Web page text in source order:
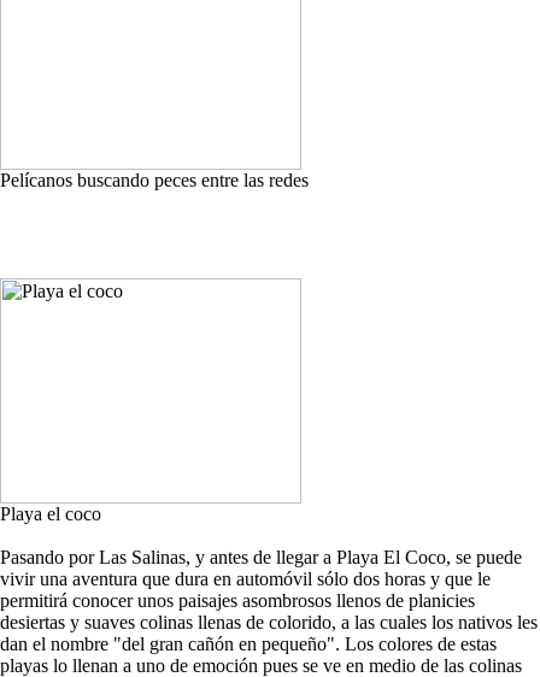
Pelícanos buscando peces entre las redes
Playa el coco
Pasando por Las Salinas, y antes de llegar a Playa El Coco, se puede
vivir una aventura que dura en automóvil sólo dos horas y que le
permitirá conocer unos paisajes asombrosos llenos de planicies
desiertas y suaves colinas llenas de colorido, a las cuales los nativos les
dan el nombre "del gran cañón en pequeño". Los colores de estas
playas lo llenan a uno de emoción pues se ve en medio de las colinas